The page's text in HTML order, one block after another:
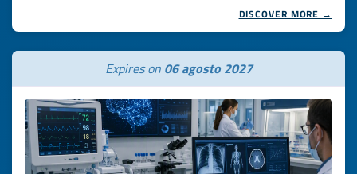
DISCOVER MORE →
Expires on 06 agosto 2027